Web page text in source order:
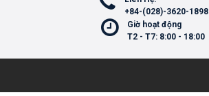
+84-(028)-3620-1898
Giờ hoạt động
T2 - T7: 8:00 - 18:00